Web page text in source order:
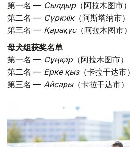
第一名 — Сылдыр（阿拉木图市）
第二名 — Сұркиік（阿斯塔纳市）
第三名 — Қарақұс（阿拉木图市）
母犬组获奖名单
第一名 — Сұңқар（阿拉木图市）
第二名 — Ерке қыз（卡拉干达市）
第三名 — Айсары（卡拉干达市）